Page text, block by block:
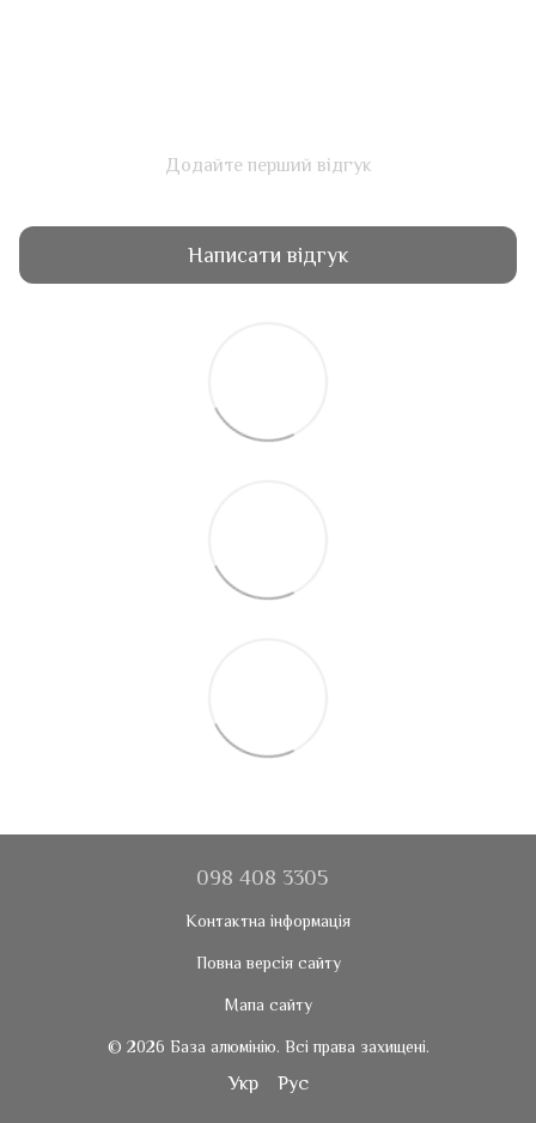
Додайте перший відгук
Написати відгук
098 408 3305
Контактна інформація
Повна версія сайту
Мапа сайту
© 2026 База алюмінію. Всі права захищені.
Укр Рус